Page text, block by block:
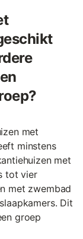
met
minstens
met
tot vier
met zwembad
Dit
groep